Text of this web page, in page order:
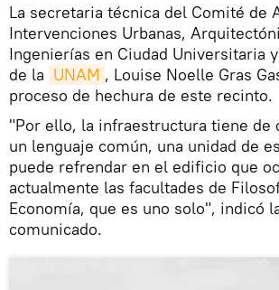
La secretaria técnica del Comité de
Intervenciones Urbanas,
Ingenierías en Ciudad Universitaria
de la UNAM , Louise Noelle Gras
proceso de hechura de este recinto.
"Por ello, la infraestructura tiene de
un lenguaje común, una unidad de
puede refrendar en el edificio que
actualmente las facultades de
Economía, que es uno solo", indicó
comunicado.